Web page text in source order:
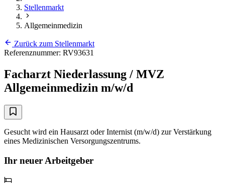
Stellenmarkt
Allgemeinmedizin
Zurück zum Stellenmarkt
Referenznummer: RV93631
Facharzt Niederlassung / MVZ
Allgemeinmedizin m/w/d
Gesucht wird ein Hausarzt oder Internist (m/w/d) zur Verstärkung
eines Medizinischen Versorgungszentrums.
Ihr neuer Arbeitgeber